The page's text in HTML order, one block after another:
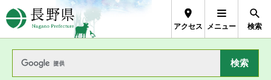
長野県Nagano Prefecture
アクセス メニュー 検索